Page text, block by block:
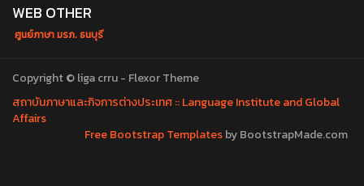
WEB OTHER
ศูนย์ภาษา มรภ. ธนบุรี
Copyright © liga crru - Flexor Theme
สถาบันภาษาและกิจการต่างประเทศ :: Language Institute and Global
Affairs
Free Bootstrap Templatesby BootstrapMade.com